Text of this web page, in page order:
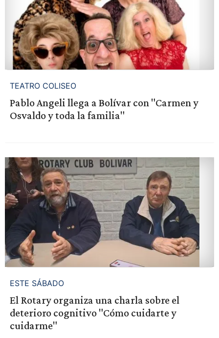
TEATRO COLISEO
Pablo Angeli llega a Bolívar con "Carmen y
Osvaldo y toda la familia"
ESTE SÁBADO
El Rotary organiza una charla sobre el
deterioro cognitivo "Cómo cuidarte y
cuidarme"